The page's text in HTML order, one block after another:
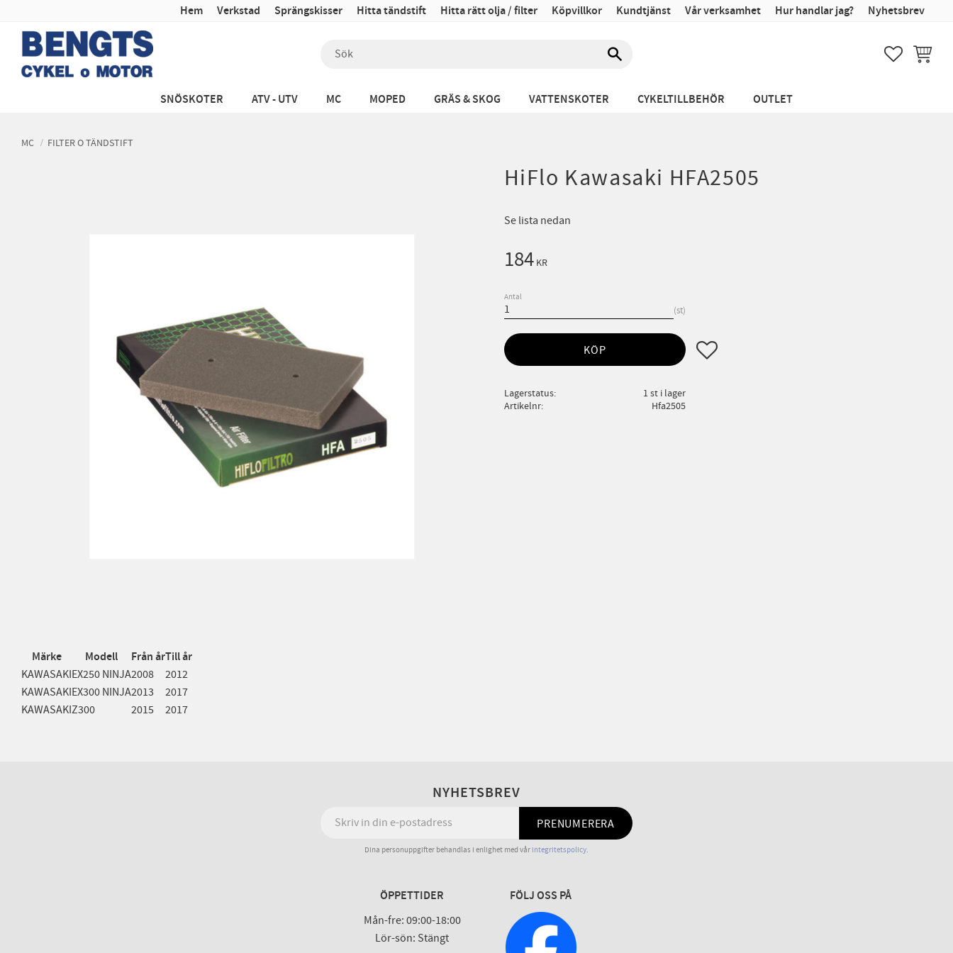
Hem Verkstad Sprängskisser Hitta tändstift Hitta rätt olja / filter Köpvillkor Kundtjänst Vår verksamhet Hur handlar jag? Nyhetsbrev
FAVORITER
SNÖSKOTER ATV - UTV MC MOPED GRÄS & SKOG VATTENSKOTER CYKELTILLBEHÖR OUTLET
MC FILTER O TÄNDSTIFT
HiFlo Kawasaki HFA2505
Se lista nedan
184KR
Antal
st
KÖP Lägg till i favoriter
Lagerstatus
1 st i lager
Artikelnr
Hfa2505
Märke Modell Från årTill år
KAWASAKIEX250 NINJA2008
2012
KAWASAKIEX300 NINJA2013
2017
KAWASAKIZ300 2015 2017
NYHETSBREV
PRENUMERERA
Dina personuppgifter behandlas i enlighet med vår integritetspolicy.
ÖPPETTIDER
Mån-fre: 09:00-18:00
Lör-sön: Stängt
FÖLJ OSS PÅ